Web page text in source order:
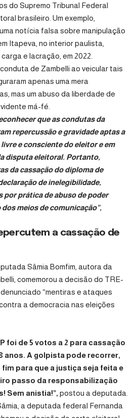
do Supremo Tribunal Federal
brasileiro. Um exemplo,
notícia falsa sobre manipulação
Itapeva, no interior paulista,
e lacração, em 2022.
de Zambelli ao veicular tais
apenas uma mera
mas um abuso da liberdade de
má-fé.
que as condutas da
repercussão e gravidade aptas a
e consciente do eleitor e em
disputa eleitoral. Portanto,
da cassação do diploma de
de inelegibilidade,
por prática de abuso de poder
meios de comunicação”,
a cassação de
Sâmia Bomfim, autora da
comemorou a decisão do TRE-
“mentiras e ataques
a democracia nas eleições
foi de 5 votos a 2 para cassação
anos. A golpista pode recorrer,
para que a justiça seja feita e
passo da responsabilização
Sem anistia!”, postou a deputada.
a deputada federal Fernanda